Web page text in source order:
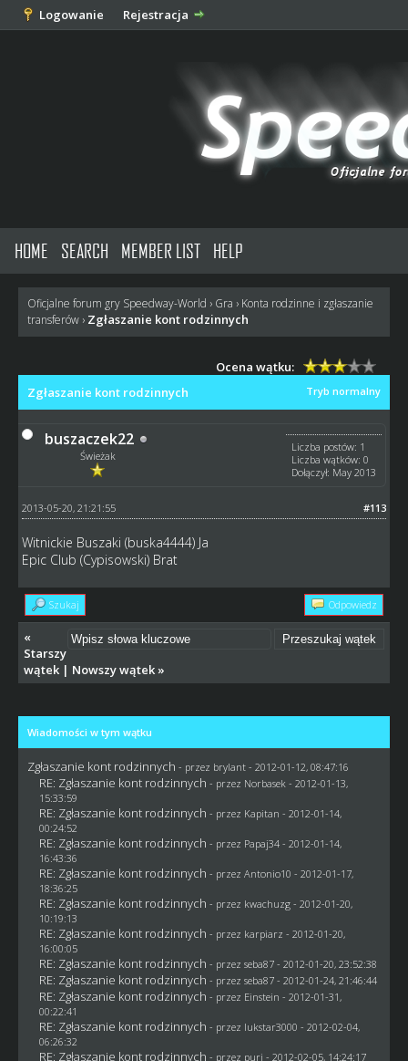
Logowanie Rejestracja
HOME SEARCH MEMBER LIST HELP
Oficjalne forum gry Speedway-World › Gra › Konta rodzinne i zgłaszanie
transferów › Zgłaszanie kont rodzinnych
Ocena wątku:
Tryb normalny
Zgłaszanie kont rodzinnych
buszaczek22
Świeżak
Liczba postów: 1
Liczba wątków: 0
Dołączył: May 2013
#113
2013-05-20, 21:21:55
Witnickie Buszaki (buska4444) Ja
Epic Club (Cypisowski) Brat
Szukaj Odpowiedz
«
Starszy
wątek| Nowszy wątek»
Wiadomości w tym wątku
Zgłaszanie kont rodzinnych - przez brylant- 2012-01-12, 08:47:16
RE: Zgłaszanie kont rodzinnych - przez Norbasek- 2012-01-13,
15:33:59
RE: Zgłaszanie kont rodzinnych - przez Kapitan - 2012-01-14,
00:24:52
RE: Zgłaszanie kont rodzinnych - przez Papaj34- 2012-01-14,
16:43:36
RE: Zgłaszanie kont rodzinnych - przez Antonio10 - 2012-01-17,
18:36:25
RE: Zgłaszanie kont rodzinnych - przez kwachuzg- 2012-01-20,
10:19:13
RE: Zgłaszanie kont rodzinnych - przez karpiarz - 2012-01-20,
16:00:05
RE: Zgłaszanie kont rodzinnych - przez seba87- 2012-01-20, 23:52:38
RE: Zgłaszanie kont rodzinnych - przez seba87- 2012-01-24, 21:46:44
RE: Zgłaszanie kont rodzinnych - przez Einstein - 2012-01-31,
00:22:41
RE: Zgłaszanie kont rodzinnych - przez lukstar3000 - 2012-02-04,
06:26:32
RE: Zgłaszanie kont rodzinnych - przez puri - 2012-02-05, 14:24:17